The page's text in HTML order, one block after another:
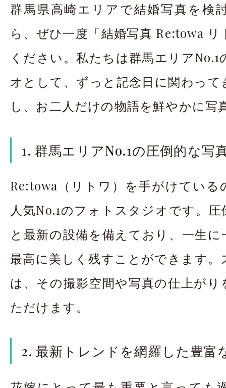
群馬県高崎エリアで結婚写真を検
ら、ぜひ一度「結婚写真 Re:towa
ください。私たちは群馬エリア
オとして、ずっと記念日に関わって
し、お二人だけの物語を鮮やかに写
1. 群馬エリアNo.1の圧倒的な写
Re:towa（リトワ）を手がけている
人気No.1のフォトスタジオです。
と最新の設備を備えており、一生
最高に美しく残すことができます。
は、その撮影空間や写真の仕上がり
ただけます。
2. 最新トレンドを網羅した豊富